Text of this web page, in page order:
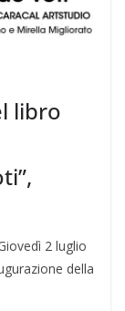
libro
2 luglio
della